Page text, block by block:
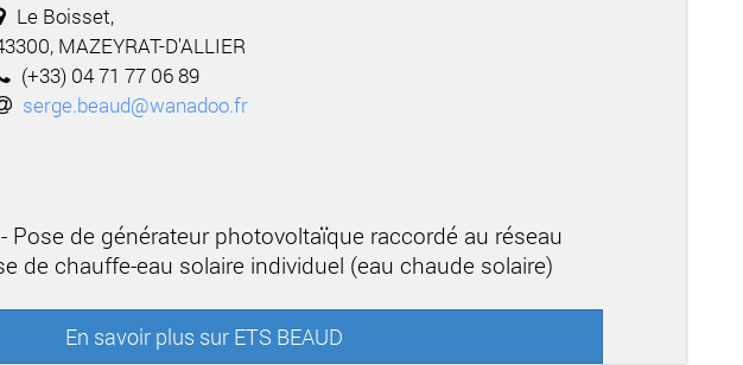
Le Boisset,
MAZEYRAT-D'ALLIER
(+33) 04 71 77 06 89
serge.beaud@wanadoo.fr
Pose de générateur photovoltaïque raccordé au réseau
de chauffe-eau solaire individuel (eau chaude solaire)
En savoir plus sur ETS BEAUD